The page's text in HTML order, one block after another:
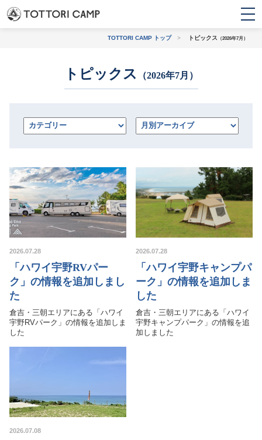
トピックス
条件から探す
ファミリー
ジ・ログハウス
上級者におすすめ 観光地に近い
お問い合わせ
TOTTORI CAMP トップ> トピックス （2026年7月）
トピックス （2026年7月）
2026.07.28
「ハワイ宇野RVパー
ク」の情報を追加しまし
た
倉吉・三朝エリアにある「ハワイ
宇野RVパーク」の情報を追加しま
した
2026.07.28
「ハワイ宇野キャンプパ
ーク」の情報を追加しま
した
倉吉・三朝エリアにある「ハワイ
宇野キャンプパーク」の情報を追
加しました
2026.07.08